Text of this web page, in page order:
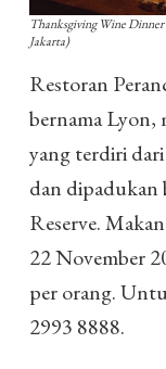
Thanksgiving Wine
Jakarta)
Restoran
bernama Lyon,
yang terdiri
dan dipadukan
Reserve.
22 November
per orang.
2993 8888.